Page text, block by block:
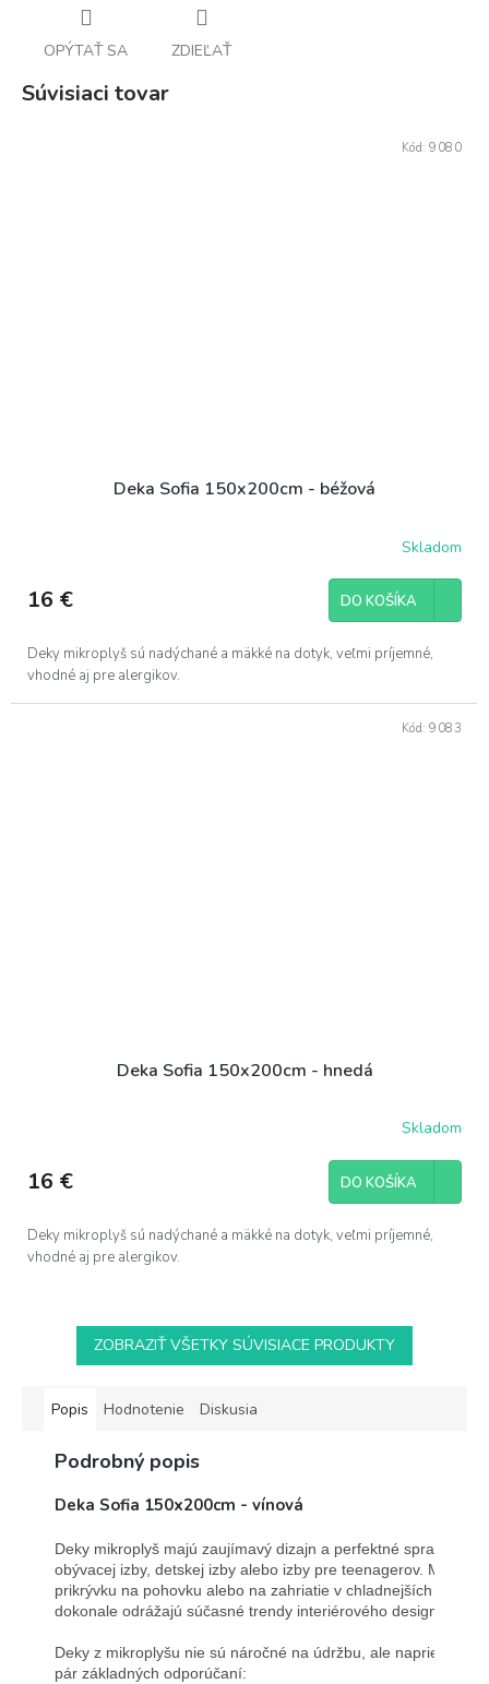
OPÝTAŤ SA ZDIEĽAŤ
Súvisiaci tovar
Deka Sofia 150x200cm - béžová
Skladom
16 € DO KOŠÍKA
Deky mikroplyš sú nadýchané a mäkké na dotyk, veľmi príjemné,
vhodné aj pre alergikov.
Kód: 9080
Deka Sofia 150x200cm - hnedá
Skladom
16 € DO KOŠÍKA
Deky mikroplyš sú nadýchané a mäkké na dotyk, veľmi príjemné,
vhodné aj pre alergikov.
Kód: 9083
ZOBRAZIŤ VŠETKY SÚVISIACE PRODUKTY
Popis Hodnotenie Diskusia
Podrobný popis
Deka Sofia 150x200cm - vínová
Deky mikroplyš majú zaujímavý dizajn a perfektné
obývacej izby, detskej izby alebo izby pre teenagerov. Možno
prikrývku na pohovku alebo na zahriatie v chladnejších
dokonale odrážajú súčasné trendy interiérového designu.
Deky z mikroplyšu nie sú náročné na údržbu, ale napriek
pár základných odporúčaní: